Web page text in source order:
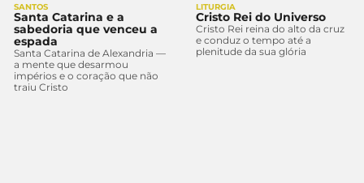
SANTOS
Santa Catarina e a
sabedoria que venceu a
espada
Santa Catarina de Alexandria —
a mente que desarmou
impérios e o coração que não
traiu Cristo
LITURGIA
Cristo Rei do Universo
Cristo Rei reina do alto da cruz
e conduz o tempo até a
plenitude da sua glória